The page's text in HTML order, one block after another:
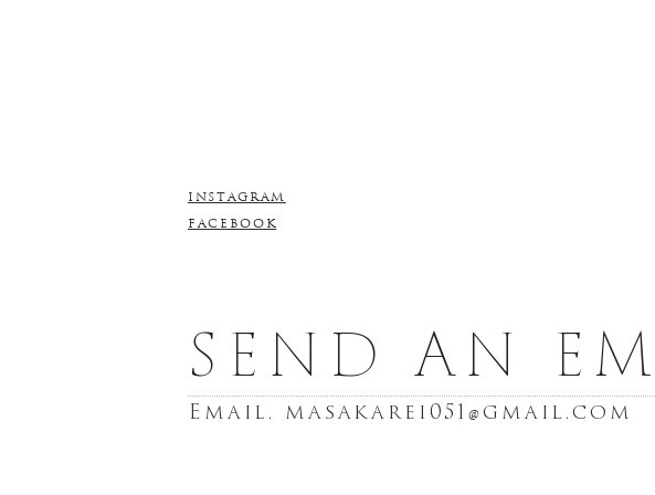
INSTAGRAM
FACEBOOK
SEND AN
Email. masakarei051@gmail.com